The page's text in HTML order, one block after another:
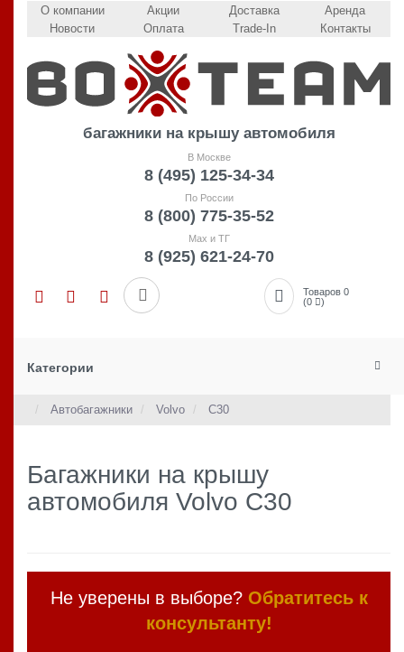
О компании
Новости
Акции
Оплата
Доставка
Trade-In
Аренда
Контакты
багажники на крышу автомобиля
В Москве
8 (495) 125-34-34
По России
8 (800) 775-35-52
Max и ТГ
8 (925) 621-24-70
Товаров 0
(0
)
Категории
Автобагажники Volvo C30
Багажники на крышу
автомобиля Volvo C30
Не уверены в выборе? Обратитесь к
консультанту!